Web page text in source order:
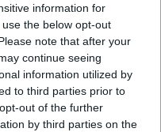
information for
the below opt-out
note that after your
continue seeing
information utilized by
to third parties prior to
out of the further
by third parties on the